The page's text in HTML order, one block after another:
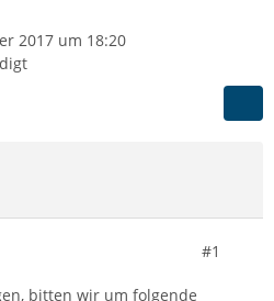
2017 um 18:20
#1
bitten wir um folgende